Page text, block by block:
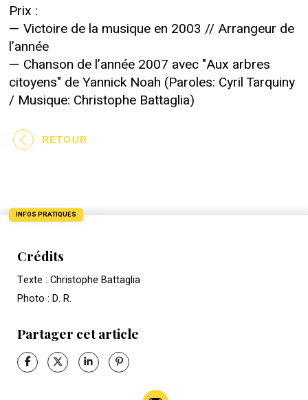
Prix :
— Victoire de la musique en 2003 // Arrangeur de
l’année
— Chanson de l’année 2007 avec "Aux arbres
citoyens" de Yannick Noah (Paroles: Cyril Tarquiny
/ Musique: Christophe Battaglia)
RETOUR
INFOS PRATIQUES
Crédits
Texte : Christophe Battaglia
Photo : D. R.
Partager cet article